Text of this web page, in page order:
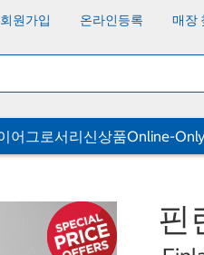
회원가입 온라인등록 매장
어그로서리신상품Online-Only
핀